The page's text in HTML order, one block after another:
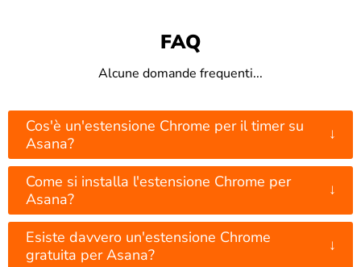
FAQ
Alcune domande frequenti...
Cos'è un'estensione Chrome per il timer su
Asana?
↓
Come si installa l'estensione Chrome per
Asana?
↓
Esiste davvero un'estensione Chrome
gratuita per Asana?
↓